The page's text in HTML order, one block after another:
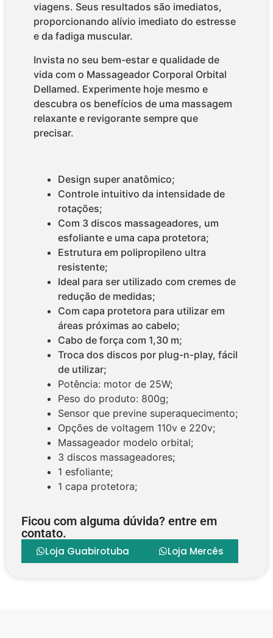
viagens. Seus resultados são imediatos,
proporcionando alívio imediato do estresse
e da fadiga muscular.
Invista no seu bem-estar e qualidade de
vida com o Massageador Corporal Orbital
Dellamed. Experimente hoje mesmo e
descubra os benefícios de uma massagem
relaxante e revigorante sempre que
precisar.
Design super anatômico;
Controle intuitivo da intensidade de
rotações;
Com 3 discos massageadores, um
esfoliante e uma capa protetora;
Estrutura em polipropileno ultra
resistente;
Ideal para ser utilizado com cremes de
redução de medidas;
Com capa protetora para utilizar em
áreas próximas ao cabelo;
Cabo de força com 1,30 m;
Troca dos discos por plug-n-play, fácil
de utilizar;
Potência: motor de 25W;
Peso do produto: 800g;
Sensor que previne superaquecimento;
Opções de voltagem 110v e 220v;
Massageador modelo orbital;
3 discos massageadores;
1 esfoliante;
1 capa protetora;
Ficou com alguma dúvida? entre em
contato.
Loja Guabirotuba Loja Mercês